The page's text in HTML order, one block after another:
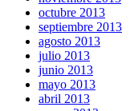
octubre 2013
septiembre 2013
agosto 2013
julio 2013
junio 2013
mayo 2013
abril 2013